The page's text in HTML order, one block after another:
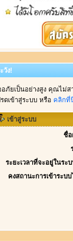
วัง!
ภัยเป็นอย่างสูง คุณไม่
ดเข้าสู่ระบบ หรือ คลิกที่
เข้าสู่ระบบ
ชื่อ
ระยะเวลาที่จะอยู่ในระ
คงสถานะการเข้าระบ